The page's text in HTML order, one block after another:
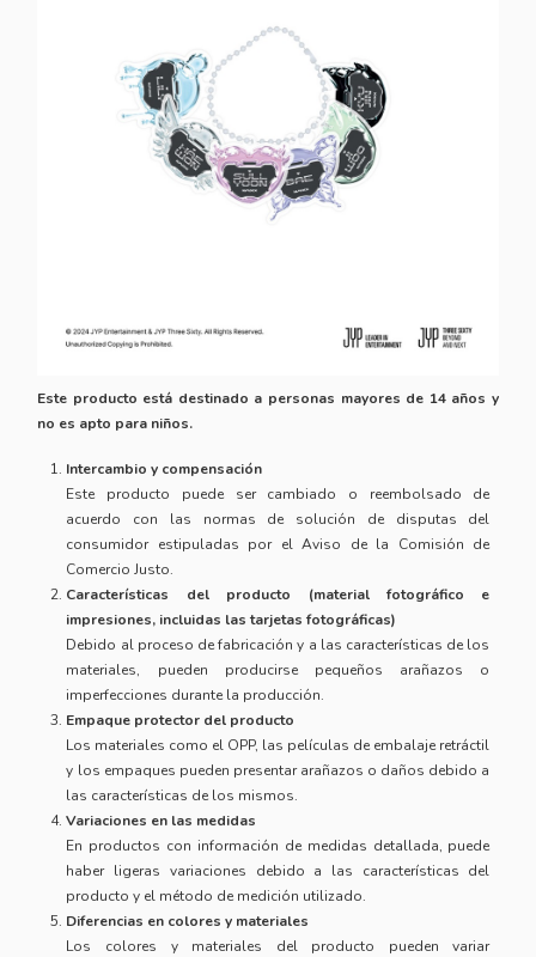
Este producto está destinado a personas mayores de 14 años y
no es apto para niños.
Intercambio y compensación
Este producto puede ser cambiado o reembolsado de
acuerdo con las normas de solución de disputas del
consumidor estipuladas por el Aviso de la Comisión de
Comercio Justo.
Características del producto (material fotográfico e
impresiones, incluidas las tarjetas fotográficas)
Debido al proceso de fabricación y a las características de los
materiales, pueden producirse pequeños arañazos o
imperfecciones durante la producción.
Empaque protector del producto
Los materiales como el OPP, las películas de embalaje retráctil
y los empaques pueden presentar arañazos o daños debido a
las características de los mismos.
Variaciones en las medidas
En productos con información de medidas detallada, puede
haber ligeras variaciones debido a las características del
producto y el método de medición utilizado.
Diferencias en colores y materiales
Los colores y materiales del producto pueden variar